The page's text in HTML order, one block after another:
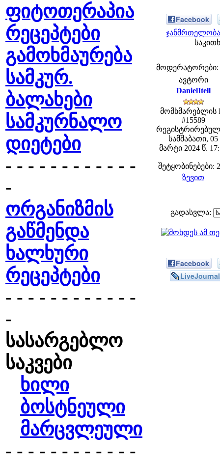
ფიტოთერაპია
რეცეპტები
გამოხმაურება
სამკურ.
ბალახები
სამკურნალო
დიეტები
- - - - - - - - - - - -
-
ორგანიზმის
გაწმენდა
ხალხური
რეცეპტები
- - - - - - - - - - - -
-
სასარგებლო
საკვები
ხილი
ბოსტნეული
მარცვლეული
- - - - - - - - - - - -
Facebook
მოდერატორები:
ავტორი
DanielItell
მომხმარებლის
#15589
სამშაბათი, 05
მარტი 2024 წ.
შეტყობინებები:
ზევით
გადასვლა:
Facebook
LiveJournal